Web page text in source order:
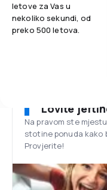
letove za Vas u
nekoliko sekundi, od
preko 500 letova.
Lovite
Na pravom ste
stotine ponuda kako
Provjerite!